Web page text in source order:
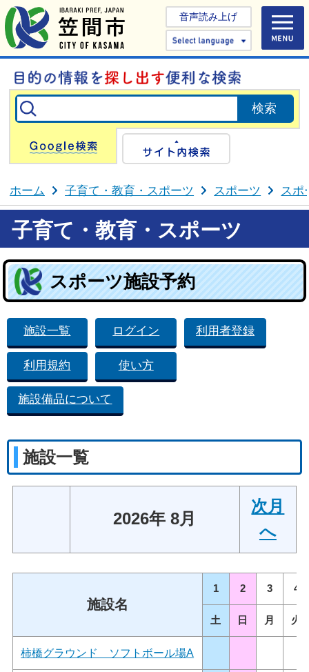
音声読み上げ
Select
Google検索
ホーム 子育て・教育・スポーツ スポーツ スポ
子育て・教育・スポーツ
スポーツ施設予約
施設一覧 ログイン 利用者登録
利用規約 使い方
施設備品について
施設一覧
2026年 8月
次月
へ
施設名
1 2 3 4
土 日 月 火
柿橋グラウンド ソフトボール場A